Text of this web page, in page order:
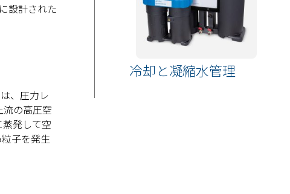
設計された
、圧力レ
の高圧空
発して空
子を発生
冷却と凝縮水管理